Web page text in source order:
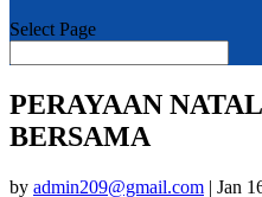
Select Page
PERAYAAN
BERSAMA
by admin209@gmail.com | Jan